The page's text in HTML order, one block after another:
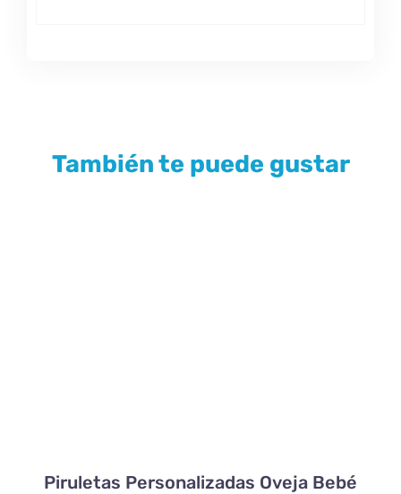
También te puede gustar
Piruletas Personalizadas Oveja Bebé